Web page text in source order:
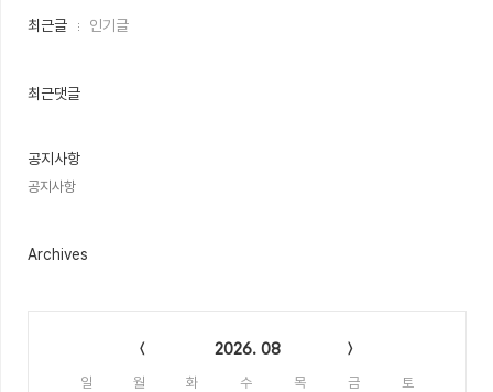
최
인
최근글 인기글
최근댓글
공지사항
공지사항
Archives
2026. 08
일 월 화 수 목 금 토